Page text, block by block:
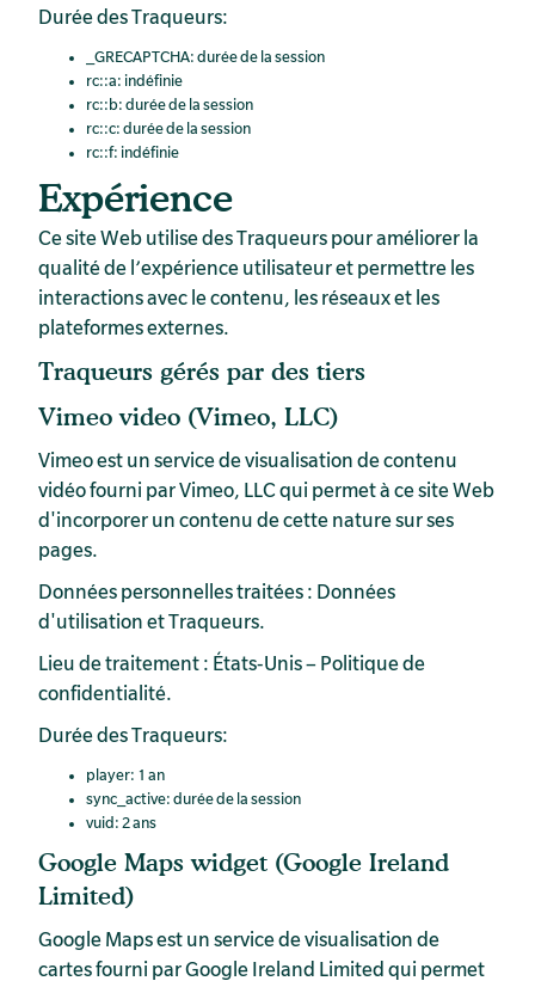
Durée des Traqueurs:
_GRECAPTCHA: durée de la session
rc::a: indéfinie
rc::b: durée de la session
rc::c: durée de la session
rc::f: indéfinie
Expérience
Ce site Web utilise des Traqueurs pour améliorer la
qualité de l’expérience utilisateur et permettre les
interactions avec le contenu, les réseaux et les
plateformes externes.
Traqueurs gérés par des tiers
Vimeo video (Vimeo, LLC)
Vimeo est un service de visualisation de contenu
vidéo fourni par Vimeo, LLC qui permet à ce site Web
d'incorporer un contenu de cette nature sur ses
pages.
Données personnelles traitées : Données
d'utilisation et Traqueurs.
Lieu de traitement : États-Unis – Politique de
confidentialité.
Durée des Traqueurs:
player: 1 an
sync_active: durée de la session
vuid: 2 ans
Google Maps widget (Google Ireland
Limited)
Google Maps est un service de visualisation de
cartes fourni par Google Ireland Limited qui permet